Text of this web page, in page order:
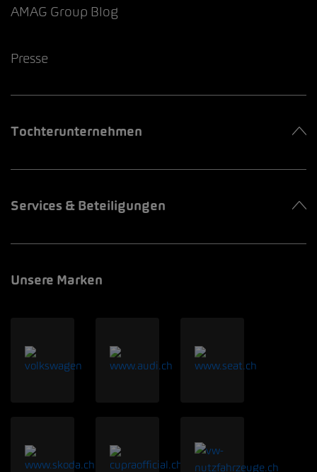
AMAG Group Blog
Presse
Tochterunternehmen
Services & Beteiligungen
Unsere Marken